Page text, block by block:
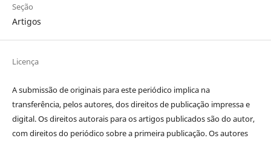
Seção
Artigos
Licença
A submissão de originais para este periódico implica na
transferência, pelos autores, dos direitos de publicação impressa e
digital. Os direitos autorais para os artigos publicados são do autor,
com direitos do periódico sobre a primeira publicação. Os autores